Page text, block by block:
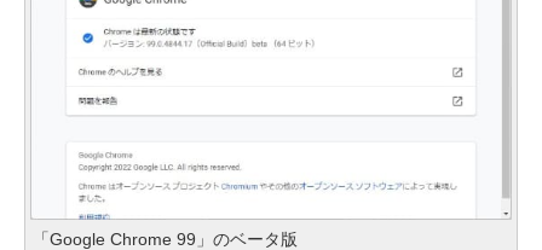
「Google Chrome 99」のベータ版